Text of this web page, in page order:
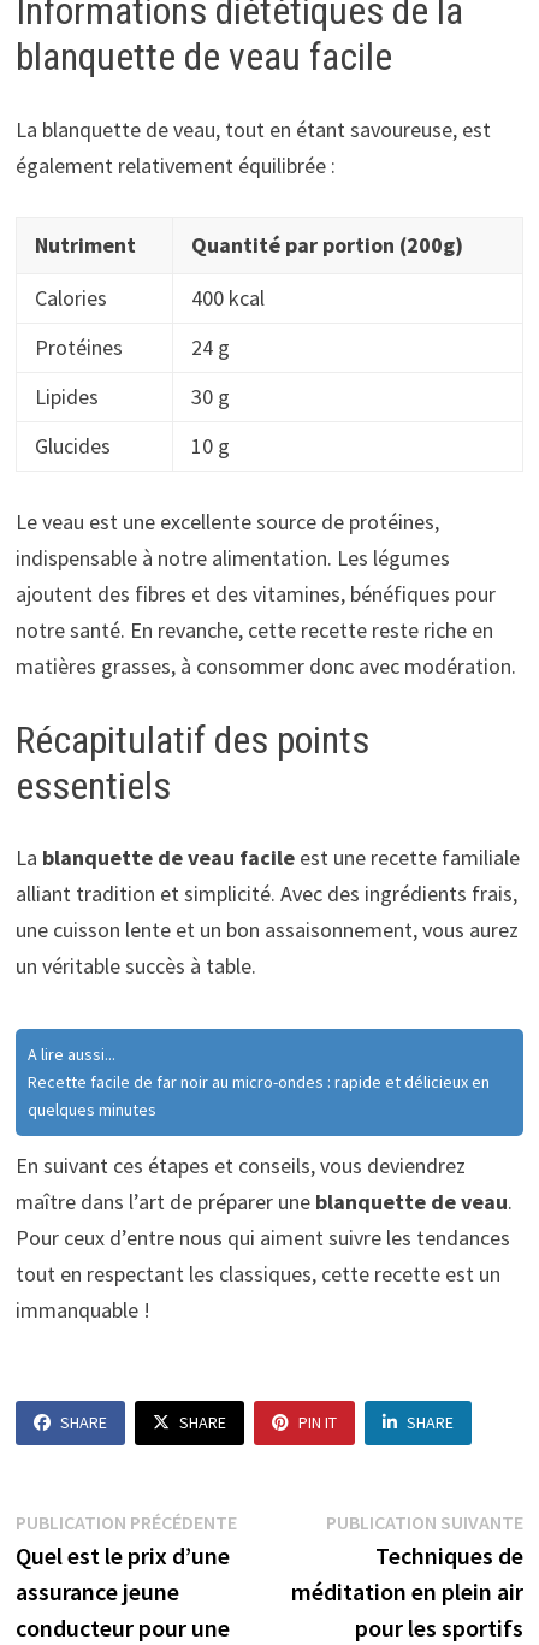
Informations diététiques de la
blanquette de veau facile
La blanquette de veau, tout en étant savoureuse, est
également relativement équilibrée :
Nutriment
Quantité par portion (200g)
Calories
400 kcal
Protéines
24 g
Lipides
30 g
Glucides
10 g
Le veau est une excellente source de protéines,
indispensable à notre alimentation. Les légumes
ajoutent des fibres et des vitamines, bénéfiques pour
notre santé. En revanche, cette recette reste riche en
matières grasses, à consommer donc avec modération.
Récapitulatif des points
essentiels
La blanquette de veau facileest une recette familiale
alliant tradition et simplicité. Avec des ingrédients frais,
une cuisson lente et un bon assaisonnement, vous aurez
un véritable succès à table.
A lire aussi...
Recette facile de far noir au micro-ondes : rapide et délicieux en
quelques minutes
En suivant ces étapes et conseils, vous deviendrez
maître dans l’art de préparer une blanquette de veau.
Pour ceux d’entre nous qui aiment suivre les tendances
tout en respectant les classiques, cette recette est un
immanquable !
SHARE SHARE PIN IT SHARE
Navigation
de
l’article
PUBLICATION PRÉCÉDENTEPublication
Quel est le prix d’une
assurance jeune
conducteur pour une
PUBLICATION SUIVANTE
Techniques de
méditation en plein air
pour les sportifs